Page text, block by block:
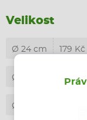
Velikost
Ø 24 cm 179 Kč
Ø 35 cm 239 Kč
Ø 45 cm